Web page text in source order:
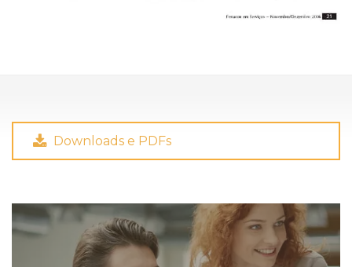
Downloads e PDFs